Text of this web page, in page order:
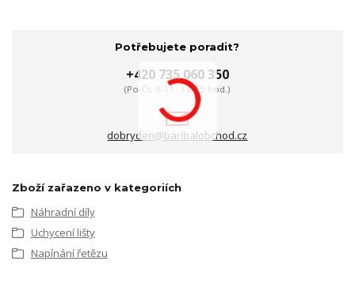
Potřebujete poradit?
+420 735 060 350
(Po-Čt, 8-11, 13-15 hod.)
dobryden@baribalobchod.cz
Zboží zařazeno v kategoriích
Náhradní díly
Uchycení lišty
Napínání řetězu